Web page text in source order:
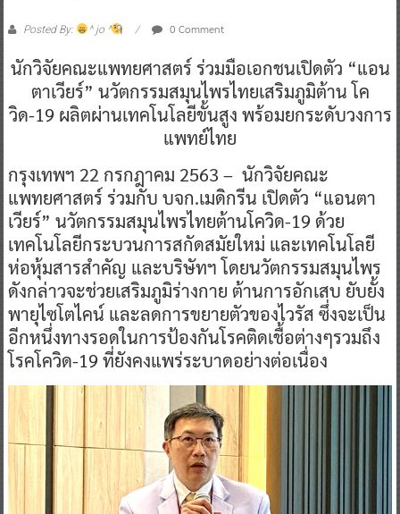
Posted By: ^ jo ^ 0 Comment
นักวิจัยคณะแพทยศาสตร์ ร่วมมือเอกชนเปิดตัว “แอน
ตาเวียร์” นวัตกรรมสมุนไพรไทยเสริมภูมิต้าน โค
วิด-19 ผลิตผ่านเทคโนโลยีขั้นสูง พร้อมยกระดับวงการ
แพทย์ไทย
กรุงเทพฯ 22 กรกฎาคม 2563 – นักวิจัยคณะ
แพทยศาสตร์ ร่วมกับ บจก.เมดิกรีน เปิดตัว “แอนตา
เวียร์” นวัตกรรมสมุนไพรไทยต้านโควิด-19 ด้วย
เทคโนโลยีกระบวนการสกัดสมัยใหม่ และเทคโนโลยี
ห่อหุ้มสารสำคัญ และบริษัทฯ โดยนวัตกรรมสมุนไพร
ดังกล่าวจะช่วยเสริมภูมิร่างกาย ต้านการอักเสบ ยับยั้ง
พายุไซโตไคน์ และลดการขยายตัวของไวรัส ซึ่งจะเป็น
อีกหนึ่งทางรอดในการป้องกันโรคติดเชื้อต่างๆรวมถึง
โรคโควิด-19 ที่ยังคงแพร่ระบาดอย่างต่อเนื่อง